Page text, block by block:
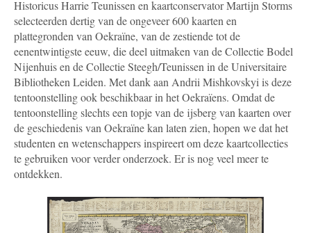
Historicus Harrie Teunissen en kaartconservator Martijn Storms
selecteerden dertig van de ongeveer 600 kaarten en
plattegronden van Oekraïne, van de zestiende tot de
eenentwintigste eeuw, die deel uitmaken van de Collectie Bodel
Nijenhuis en de Collectie Steegh/Teunissen in de Universitaire
Bibliotheken Leiden. Met dank aan Andrii Mishkovskyi is deze
tentoonstelling ook beschikbaar in het Oekraïens. Omdat de
tentoonstelling slechts een topje van de ijsberg van kaarten over
de geschiedenis van Oekraïne kan laten zien, hopen we dat het
studenten en wetenschappers inspireert om deze kaartcollecties
te gebruiken voor verder onderzoek. Er is nog veel meer te
ontdekken.